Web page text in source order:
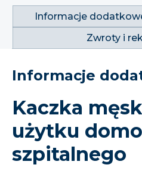
Informacje
Zwroty i
Informacje
Kaczka
użytku
szpitalnego